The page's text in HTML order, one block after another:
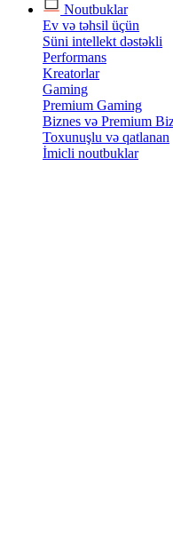
Noutbuklar
Ev və təhsil üçün
Süni intellekt dəstəkli
Performans
Kreatorlar
Gaming
Premium Gaming
Biznes və Premium
Toxunuşlu və qatlanan
İmicli noutbuklar